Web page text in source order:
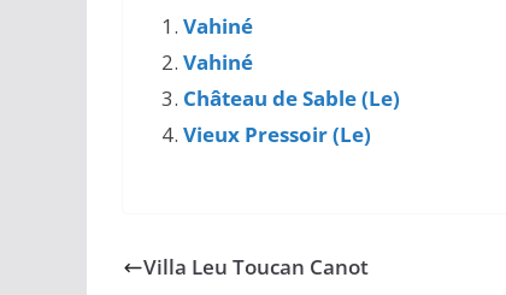
Vahiné
Vahiné
Château de Sable (Le)
Vieux Pressoir (Le)
Villa Leu Toucan Canot